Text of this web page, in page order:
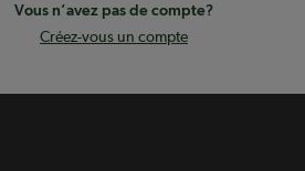
Vous n’avez pas de compte?
Créez-vous un compte